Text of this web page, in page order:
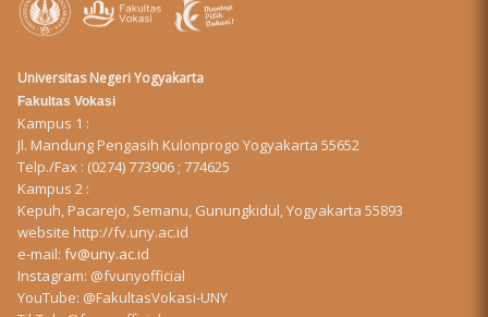
Universitas Negeri Yogyakarta
Fakultas Vokasi
Kampus 1 :
Jl. Mandung Pengasih Kulonprogo Yogyakarta 55652
Telp./Fax : (0274) 773906 ; 774625
Kampus 2 :
Kepuh, Pacarejo, Semanu, Gunungkidul, Yogyakarta 55893
website http://fv.uny.ac.id
e-mail:fv@uny.ac.id
Instagram: @fvunyofficial
YouTube: @FakultasVokasi-UNY